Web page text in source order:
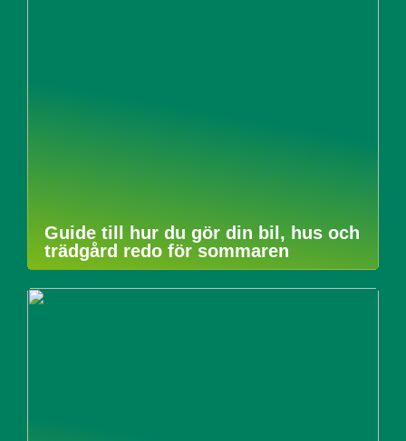
Guide till hur du gör din bil, hus och
trädgård redo för sommaren